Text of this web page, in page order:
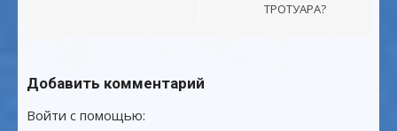
ТРОТУАРА?
Добавить комментарий
Войти с помощью: